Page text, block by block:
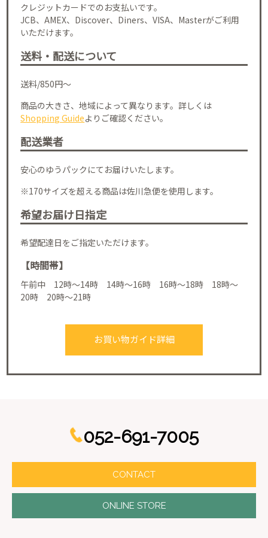
クレジットカードでのお支払いです。
JCB、AMEX、Discover、Diners、VISA、Masterがご利用
いただけます。
送料・配送について
送料/850円～
商品の大きさ、地域によって異なります。詳しくは
Shopping Guideよりご確認ください。
配送業者
安心のゆうパックにてお届けいたします。
※170サイズを超える商品は佐川急便を使用します。
希望お届け日指定
希望配達日をご指定いただけます。
【時間帯】
午前中 12時～14時 14時～16時 16時～18時 18時～
20時 20時～21時
お買い物ガイド詳細
052-691-7005
CONTACT
ONLINE STORE